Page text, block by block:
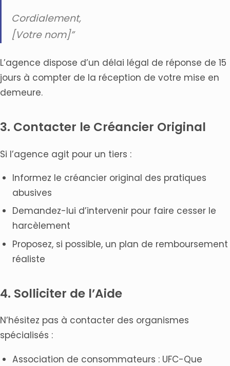
Cordialement,
[Votre nom]”
L’agence dispose d’un délai légal de réponse de 15
jours à compter de la réception de votre mise en
demeure.
3. Contacter le Créancier Original
Si l’agence agit pour un tiers :
Informez le créancier original des pratiques
abusives
Demandez-lui d’intervenir pour faire cesser le
harcèlement
Proposez, si possible, un plan de remboursement
réaliste
4. Solliciter de l’Aide
N’hésitez pas à contacter des organismes
spécialisés :
Association de consommateurs : UFC-Que